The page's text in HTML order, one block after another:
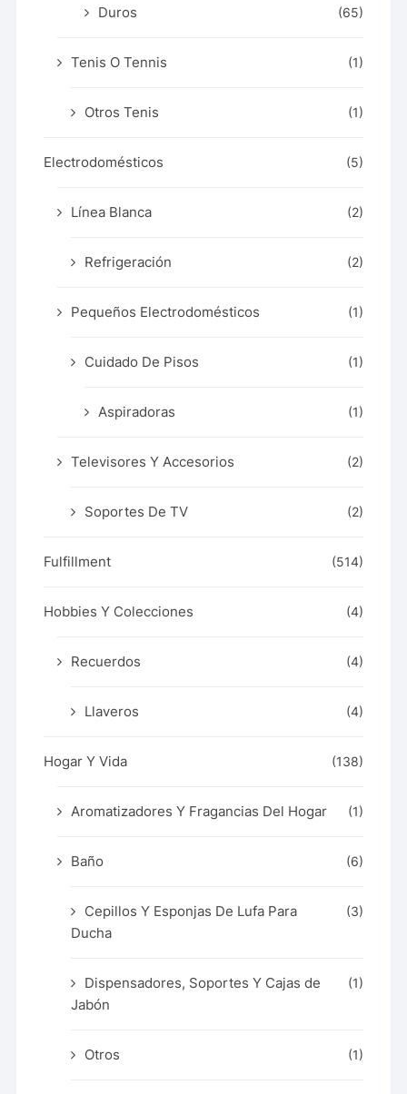
Duros (65)
Tenis O Tennis (1)
Otros Tenis (1)
Electrodomésticos (5)
Línea Blanca (2)
Refrigeración (2)
Pequeños Electrodomésticos (1)
Cuidado De Pisos (1)
Aspiradoras (1)
Televisores Y Accesorios (2)
Soportes De TV (2)
Fulfillment (514)
Hobbies Y Colecciones (4)
Recuerdos (4)
Llaveros (4)
Hogar Y Vida (138)
Aromatizadores Y Fragancias Del Hogar (1)
Baño (6)
Cepillos Y Esponjas De Lufa Para
Ducha
(3)
Dispensadores, Soportes Y Cajas de
Jabón
(1)
Otros (1)